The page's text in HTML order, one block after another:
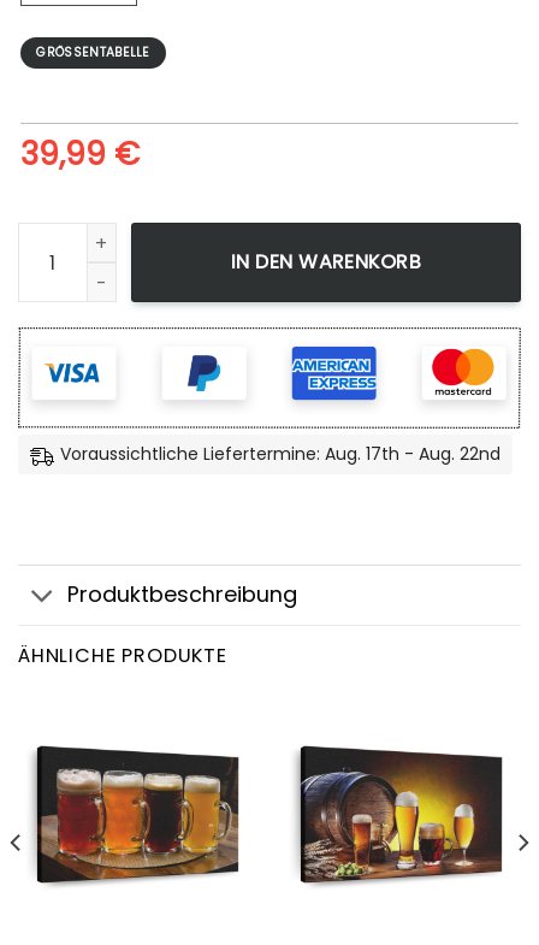
GRÖSSENTABELLE
39,99 €
Aprikosenbaum - Leinwandbild Menge
IN DEN WARENKORB
Voraussichtliche Liefertermine: Aug. 17th - Aug. 22nd
Produktbeschreibung
ÄHNLICHE PRODUKTE